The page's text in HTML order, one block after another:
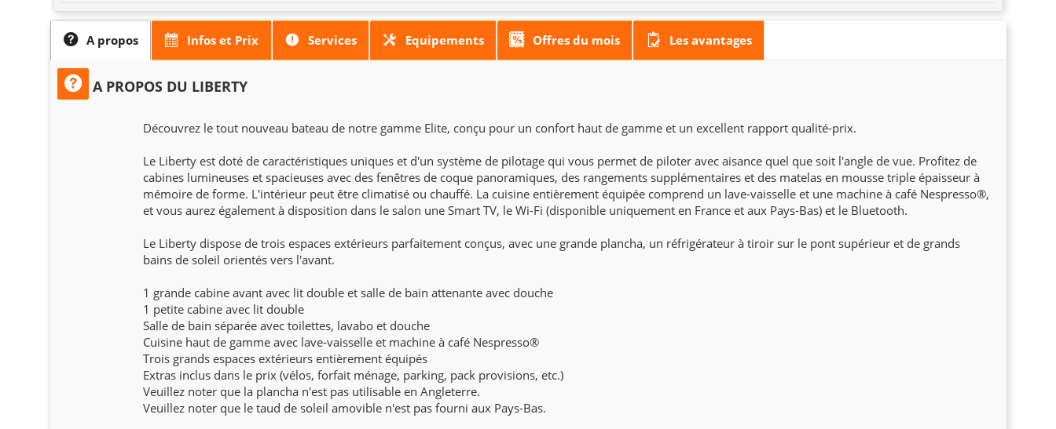
A propos Infos et Prix Services Equipements Offres du mois Les avantages
A PROPOS DU LIBERTY
Découvrez le tout nouveau bateau de notre gamme Elite, conçu pour un confort haut de gamme et un excellent rapport qualité-prix.
Le Liberty est doté de caractéristiques uniques et d'un système de pilotage qui vous permet de piloter avec aisance quel que soit l'angle de vue. Profitez de
cabines lumineuses et spacieuses avec des fenêtres de coque panoramiques, des rangements supplémentaires et des matelas en mousse triple épaisseur à
mémoire de forme. L'intérieur peut être climatisé ou chauffé. La cuisine entièrement équipée comprend un lave-vaisselle et une machine à café Nespresso®,
et vous aurez également à disposition dans le salon une Smart TV, le Wi-Fi (disponible uniquement en France et aux Pays-Bas) et le Bluetooth.
Le Liberty dispose de trois espaces extérieurs parfaitement conçus, avec une grande plancha, un réfrigérateur à tiroir sur le pont supérieur et de grands
bains de soleil orientés vers l'avant.
1 grande cabine avant avec lit double et salle de bain attenante avec douche
1 petite cabine avec lit double
Salle de bain séparée avec toilettes, lavabo et douche
Cuisine haut de gamme avec lave-vaisselle et machine à café Nespresso®
Trois grands espaces extérieurs entièrement équipés
Extras inclus dans le prix (vélos, forfait ménage, parking, pack provisions, etc.)
Veuillez noter que la plancha n'est pas utilisable en Angleterre.
Veuillez noter que le taud de soleil amovible n'est pas fourni aux Pays-Bas.